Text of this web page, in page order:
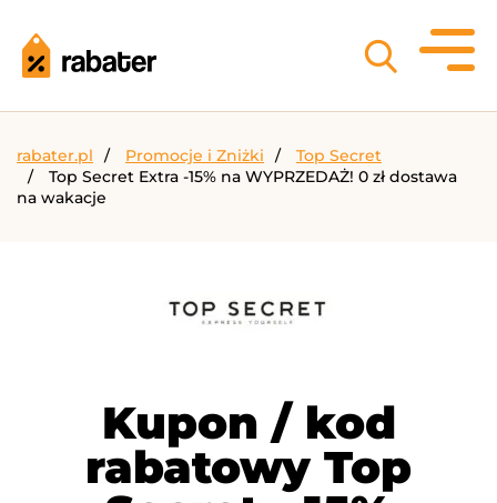
rabater.pl Promocje i Zniżki
Top Secret
Top Secret Extra -15% na WYPRZEDAŻ! 0 zł dostawa
na wakacje
Kupon / kod
rabatowy Top